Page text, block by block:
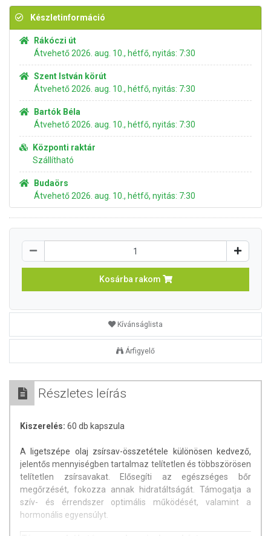
Készletinformáció
Rákóczi út
Átvehető 2026. aug. 10., hétfő, nyitás: 7:30
Szent István körút
Átvehető 2026. aug. 10., hétfő, nyitás: 7:30
Bartók Béla
Átvehető 2026. aug. 10., hétfő, nyitás: 7:30
Központi raktár
Szállítható
Budaörs
Átvehető 2026. aug. 10., hétfő, nyitás: 7:30
Kosárba rakom
Kívánságlista
Árfigyelő
Részletes leírás
Kiszerelés: 60 db kapszula
A ligetszépe olaj zsírsav-összetétele különösen kedvező,
jelentős mennyiségben tartalmaz telítetlen és többszörösen
telítetlen zsírsavakat. Elősegíti az egészséges bőr
megőrzését, fokozza annak hidratáltságát. Támogatja a
szív- és érrendszer optimális működését, valamint a
hormonális egyensúlyt.